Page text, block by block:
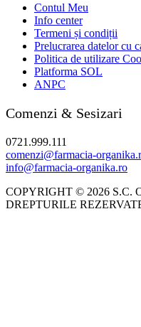
Contul Meu
Info center
Termeni și condiții
Prelucrarea datelor cu
Politica de utilizare
Platforma SOL
ANPC
Comenzi & Sesizari
0721.999.111
comenzi@farmacia-
info@farmacia-organika.ro
COPYRIGHT © 2026 S.C.
DREPTURILE